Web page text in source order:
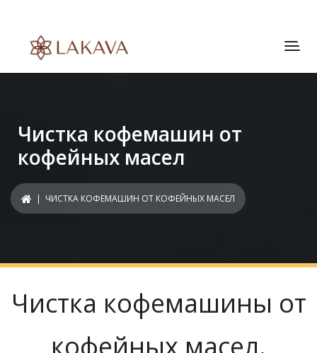
Чистка кофемашин от
кофейных масел
| ЧИСТКА КОФЕМАШИН ОТ КОФЕЙНЫХ МАСЕЛ
Чистка кофемашины от